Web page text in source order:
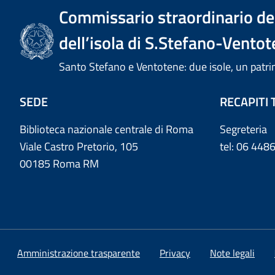
Commissario straordinario
dell’isola di S.Stefano-
Santo Stefano e Ventotene: due isole, un
SEDE
Biblioteca nazionale centrale di Roma
Viale Castro Pretorio, 105
00185 Roma RM
RECAPITI
Segreteria
tel: 06
Amministrazione trasparente Privacy Note legali